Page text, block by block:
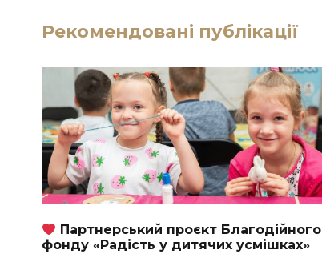
Рекомендовані публікації
Партнерський проєкт Благодійного
фонду «Радість у дитячих усмішках»